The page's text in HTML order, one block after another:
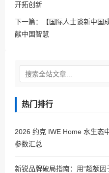
开拓创新
下一篇：
【国际人士谈新中
献中国智慧
热门排行
2026 约克 IWE Home 水生态
参数汇总
新锐品牌破局指南：用“超额